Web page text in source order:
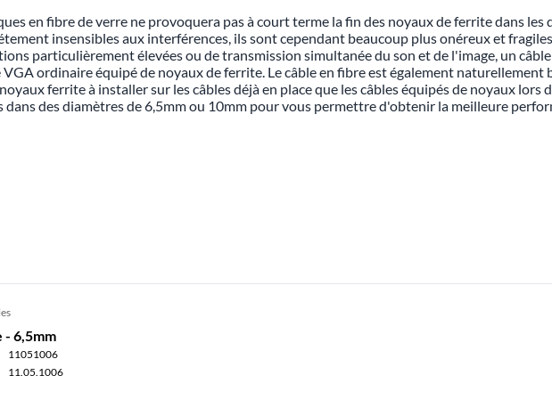
en fibre de verre ne provoquera pas à court terme la fin des noyaux de ferrite dans les
insensibles aux interférences, ils sont cependant beaucoup plus onéreux et
particulièrement élevées ou de transmission simultanée du son et de l'image, un
ordinaire équipé de noyaux de ferrite. Le câble en fibre est également naturellement
ferrite à installer sur les câbles déjà en place que les câbles équipés de noyaux lors
des diamètres de 6,5mm ou 10mm pour vous permettre d'obtenir la meilleure
6,5mm
11051006
11.05.1006